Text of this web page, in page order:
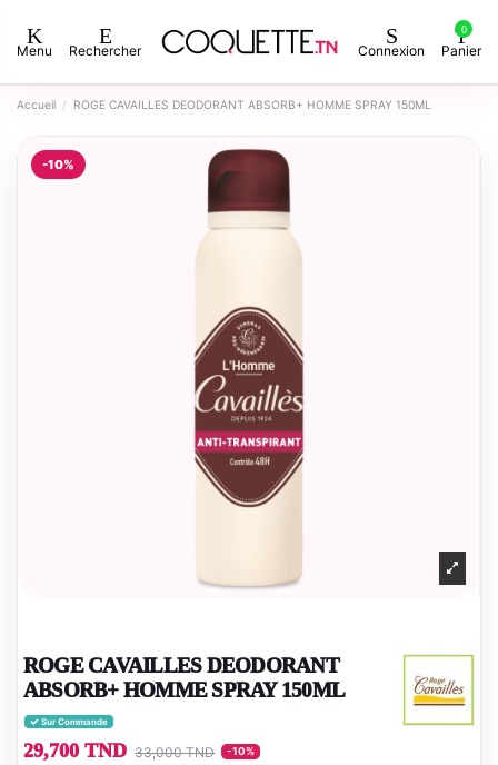
Menu Rechercher Connexion
0
Panier
Accueil ROGE CAVAILLES DEODORANT ABSORB+ HOMME SPRAY 150ML
-10%
ROGE CAVAILLES DEODORANT
ABSORB+ HOMME SPRAY 150ML
Sur Commande
29,700 TND 33,000 TND -10%